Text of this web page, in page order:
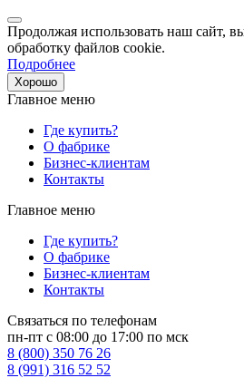
Продолжая использовать наш сайт,
обработку файлов cookie.
Подробнее
Хорошо
Главное меню
Где купить?
О фабрике
Бизнес-клиентам
Контакты
Главное меню
Где купить?
О фабрике
Бизнес-клиентам
Контакты
Связаться по телефонам
пн-пт с 08:00 до 17:00 по мск
8 (800) 350 76 26
8 (991) 316 52 52